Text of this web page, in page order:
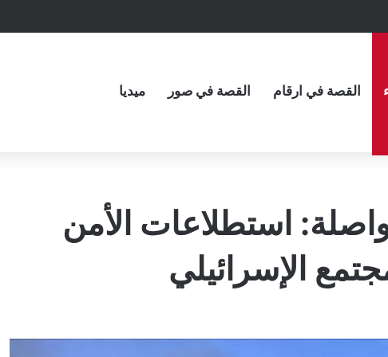
القصة في ارقام القصة في صور ميديا
استطلاعات الأمن
الإسرائيلي